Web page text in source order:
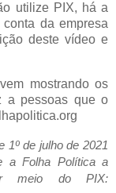
utilize PIX, há a
da empresa
deste vídeo e
mostrando os
a pessoas que o
1º de julho de 2021
a Folha Política a
meio do PIX: